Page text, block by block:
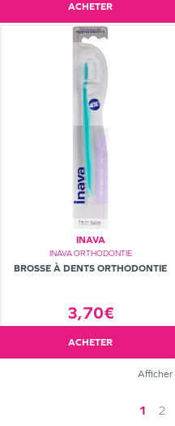
ACHETER
INAVA
INAVA ORTHODONTIE
BROSSE À DENTS ORTHODONTIE
3,70€
ACHETER
Afficher
1 2